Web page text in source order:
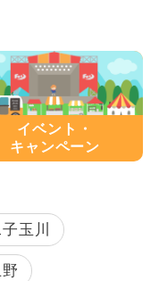
イベント・
キャンペーン
玉川